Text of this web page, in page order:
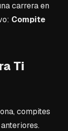
carrera en
Compite
Ti
compites